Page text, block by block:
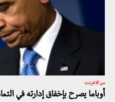
من الانترنت
أوباما يصرح بإخفاق إدارته في